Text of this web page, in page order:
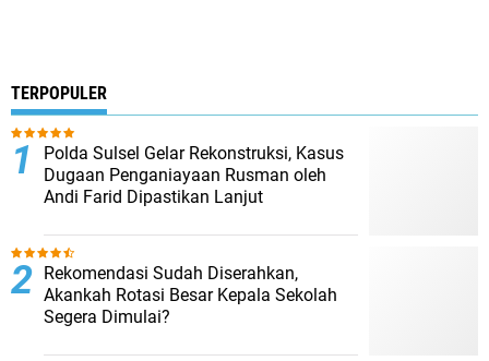
TERPOPULER
Polda Sulsel Gelar Rekonstruksi, Kasus
Dugaan Penganiayaan Rusman oleh
Andi Farid Dipastikan Lanjut
Rekomendasi Sudah Diserahkan,
Akankah Rotasi Besar Kepala Sekolah
Segera Dimulai?